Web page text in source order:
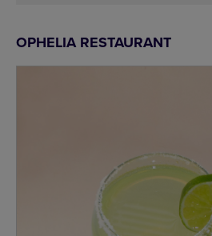
OPHELIA RESTAURANT